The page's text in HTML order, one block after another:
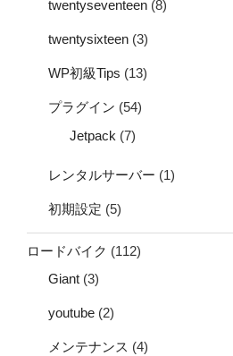
twentyseventeen (8)
twentysixteen (3)
WP初級Tips (13)
プラグイン (54)
Jetpack (7)
レンタルサーバー (1)
初期設定 (5)
ロードバイク (112)
Giant (3)
youtube (2)
メンテナンス (4)